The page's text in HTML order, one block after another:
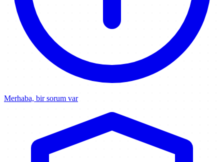
Merhaba, bir sorum var